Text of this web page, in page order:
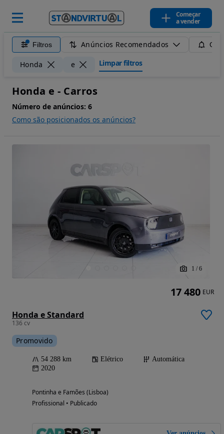
Começar
a vender
Filtros Anúncios Recomendados
Honda e Limpar filtros
Honda e - Carros
Número de anúncios: 6
Como são posicionados os anúncios?
1 / 6
Honda e Standard
136 cv
Promovido
54 288 km Elétrico
Automática
2020
Pontinha e Famões (Lisboa)
Profissional • Publicado
17 480 EUR